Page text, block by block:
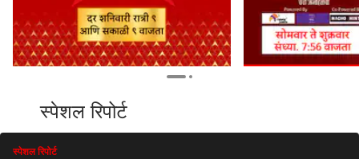
स्पेशल रिपोर्ट
स्पेशल रिपोर्ट